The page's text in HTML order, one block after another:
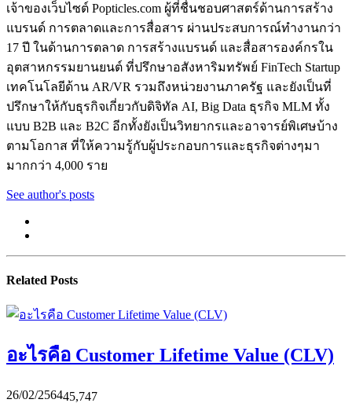
เจ้าของเว็บไซต์ Popticles.com ผู้ที่ชื่นชอบศาสตร์ด้านการสร้าง
แบรนด์ การตลาดและการสื่อสาร ผ่านประสบการณ์ทำงานกว่า
17 ปี ในด้านการตลาด การสร้างแบรนด์ และสื่อสารองค์กรใน
อุตสาหกรรมยานยนต์ ที่ปรึกษาอสังหาริมทรัพย์ FinTech Startup
เทคโนโลยีด้าน AR/VR รวมถึงหน่วยงานภาครัฐ และยังเป็นที่
ปรึกษาให้กับธุรกิจเกี่ยวกับดิจิทัล AI, Big Data ธุรกิจ MLM ทั้ง
แบบ B2B และ B2C อีกทั้งยังเป็นวิทยากรและอาจารย์พิเศษบ้าง
ตามโอกาส ที่ให้ความรู้กับผู้ประกอบการและธุรกิจต่างๆมา
มากกว่า 4,000 ราย
See author's posts
Related Posts
อะไรคือ Customer Lifetime Value (CLV)
26/02/256445,747